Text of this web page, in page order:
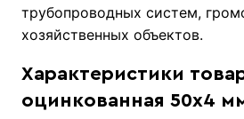
трубопроводных систем,
хозяйственных объектов.
Характеристики
оцинкованная 50х4